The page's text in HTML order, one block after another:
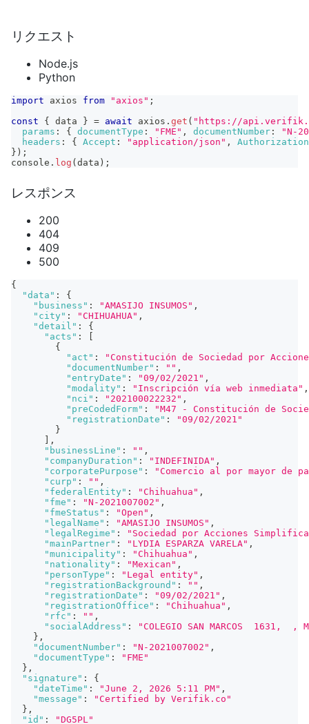
リクエスト
Node.js
Python
import axios from "axios" ;
const
{ data } = await axios . get ( "https://
params : { documentType : "FME" , documentNumber :
"N-
headers : { Accept : "application/json" ,
Authorization
} ) ;
console . log ( data ) ;
レスポンス
200
404
409
500
{
"data" :
{
"business" : "AMASIJO INSUMOS" ,
"city" : "CHIHUAHUA" ,
"detail" :
{
"acts" :
{
"act" :
"Constitución de Sociedad por
"documentNumber" : "" ,
"entryDate" : "09/02/2021" ,
"modality" : "Inscripción vía web inmediata" ,
"nci" : "202100022232" ,
"preCodedForm" :
"M47 - Constitución de
"registrationDate" :
"09/02/2021"
}
,
"businessLine" : "" ,
"companyDuration" : "INDEFINIDA" ,
"corporatePurpose" :
"Comercio al por mayor de
"curp" : "" ,
"federalEntity" : "Chihuahua" ,
"fme" : "N-2021007002" ,
"fmeStatus" : "Open" ,
"legalName" : "AMASIJO INSUMOS" ,
"legalRegime" :
"Sociedad por Acciones
"mainPartner" : "LYDIA ESPARZA VARELA" ,
"municipality" : "Chihuahua" ,
"nationality" : "Mexican" ,
"personType" : "Legal entity" ,
"registrationBackground" : "" ,
"registrationDate" : "09/02/2021" ,
"registrationOffice" : "Chihuahua" ,
"rfc" : "" ,
"socialAddress" :
"COLEGIO SAN MARCOS  1631,  ,
} ,
"documentNumber" : "N-2021007002" ,
"documentType" :
"FME"
} ,
"signature" :
{
"dateTime" : "June 2, 2026 5:11 PM" ,
"message" :
"Certified by Verifik.co"
} ,
"id" :
"DG5PL"